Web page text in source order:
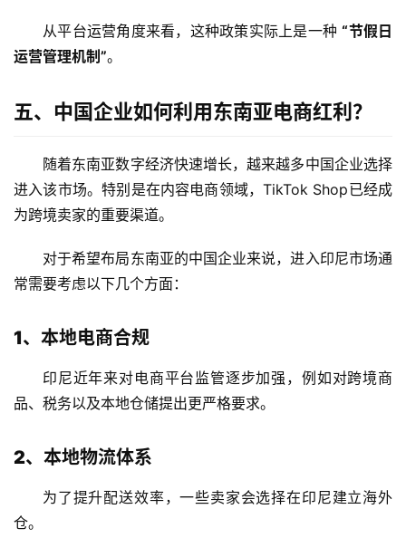
主
页
境
讯
海
公
司
海
从平台运营角度来看，这种政策实际上是一种“节假日
运营管理机制”。
五、中国企业如何利用东南亚电商红利？
随着东南亚数字经济快速增长，越来越多中国企业选择
进入该市场。特别是在内容电商领域，TikTok Shop已经成
为跨境卖家的重要渠道。
对于希望布局东南亚的中国企业来说，进入印尼市场通
常需要考虑以下几个方面：
1、本地电商合规
印尼近年来对电商平台监管逐步加强，例如对跨境商
品、税务以及本地仓储提出更严格要求。
2、本地物流体系
为了提升配送效率，一些卖家会选择在印尼建立海外
仓。